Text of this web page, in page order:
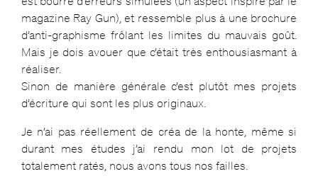
magazine Ray Gun), et ressemble plus à une brochure
d’anti-graphisme frôlant les limites du mauvais goût.
Mais je dois avouer que c’était très enthousiasmant à
réaliser.
Sinon de manière générale c’est plutôt mes projets
d’écriture qui sont les plus originaux.
Je n’ai pas réellement de créa de la honte, même si
durant mes études j’ai rendu mon lot de projets
totalement ratés, nous avons tous nos failles.